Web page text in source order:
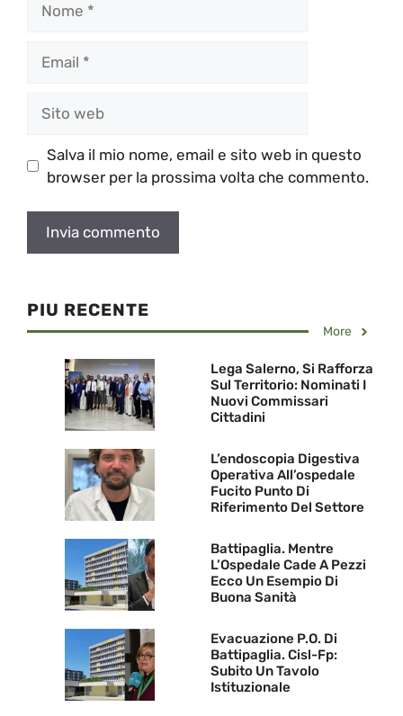
web
Salva il mio nome, email e sito web in questo
browser per la prossima volta che commento.
PIU RECENTE
More
Lega Salerno, Si Rafforza
Sul Territorio: Nominati I
Nuovi Commissari
Cittadini
L’endoscopia Digestiva
Operativa All’ospedale
Fucito Punto Di
Riferimento Del Settore
Battipaglia. Mentre
L’Ospedale Cade A Pezzi
Ecco Un Esempio Di
Buona Sanità
Evacuazione P.O. Di
Battipaglia. Cisl-Fp:
Subito Un Tavolo
Istituzionale